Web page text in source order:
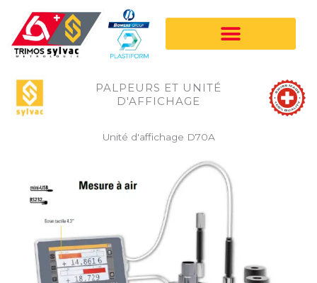
contenu
PALPEURS ET UNITÉ
D'AFFICHAGE
Unité d'affichage D70A